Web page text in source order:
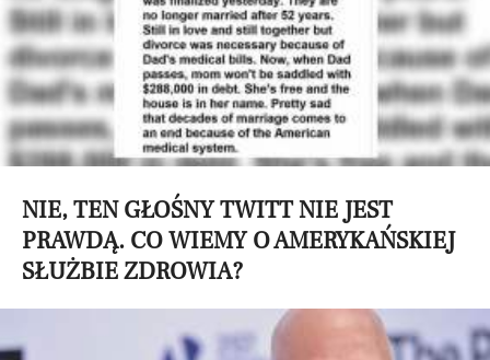
NIE, TEN GŁOŚNY TWITT NIE JEST
PRAWDĄ. CO WIEMY O AMERYKAŃSKIEJ
SŁUŻBIE ZDROWIA?